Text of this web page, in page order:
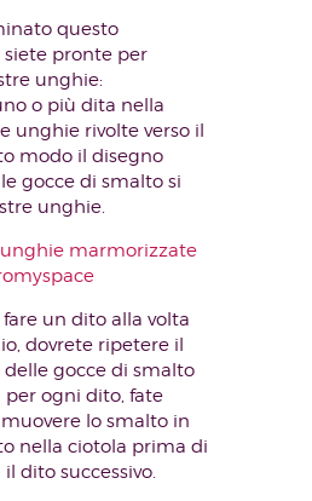
questo
pronte per
unghie:
o più dita nella
unghie rivolte verso il
modo il disegno
gocce di smalto si
unghie.
un dito alla volta
dovrete ripetere il
gocce di smalto
per ogni dito, fate
lo smalto in
nella ciotola prima di
dito successivo.